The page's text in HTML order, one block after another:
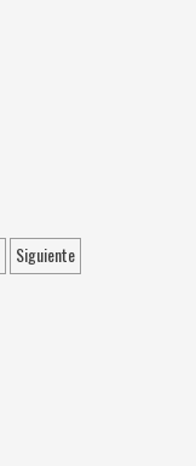
Siguiente